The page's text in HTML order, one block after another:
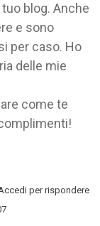
blog. Anche
e sono
per caso. Ho
delle mie
come te
per rispondere